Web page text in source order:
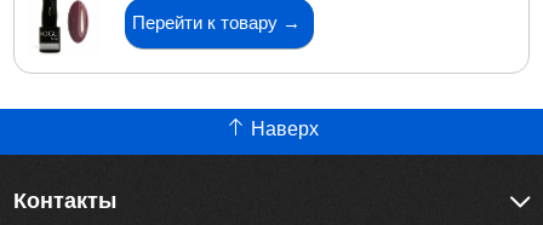
Перейти к товару →
Наверх
Контакты